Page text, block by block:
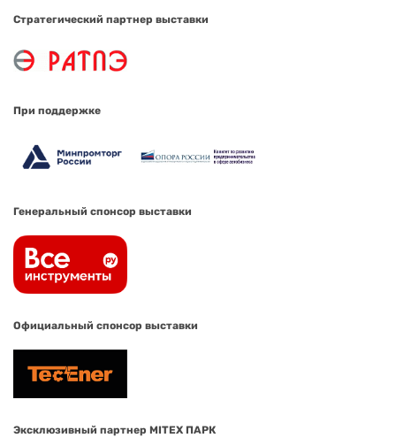
Стратегический партнер выставки
При поддержке
Генеральный спонсор выставки
Официальный спонсор выставки
Эксклюзивный партнер MITEX ПАРК